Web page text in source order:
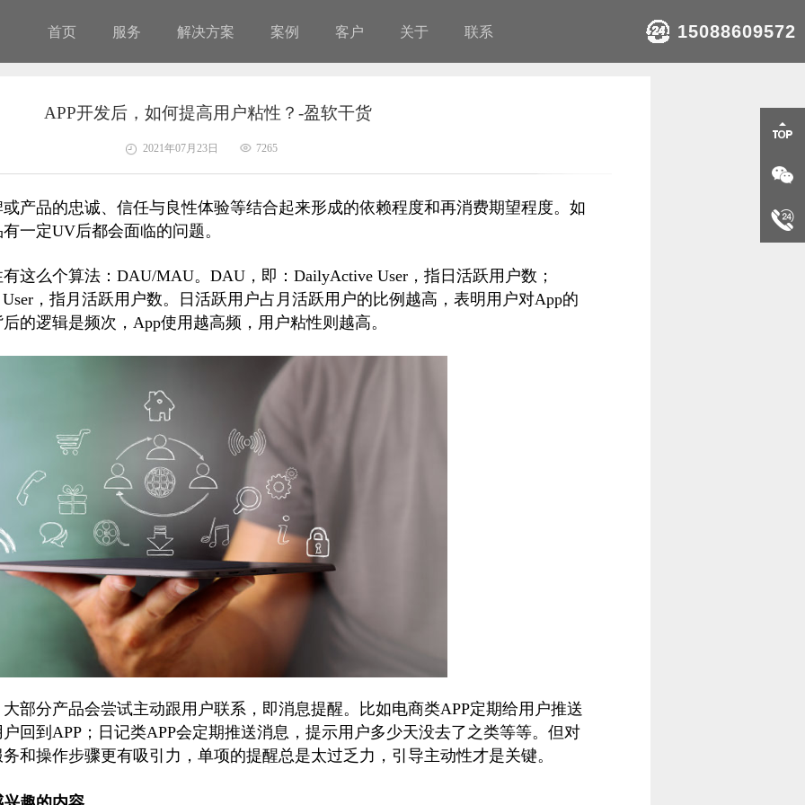
15088609572
首页 服务 解决方案 案例 客户 关于 联系
APP开发后，如何提高用户粘性？-盈软干货
2021年07月23日 7265
产品的忠诚、信任与良性体验等结合起来形成的依赖程度和再消费期望程度。如
一定UV后都会面临的问题。
这么个算法：DAU/MAU。DAU，即：DailyActive User，指日活跃用户数；
，指月活跃用户数。日活跃用户占月活跃用户的比例越高，表明用户对App的
的逻辑是频次，App使用越高频，用户粘性则越高。
部分产品会尝试主动跟用户联系，即消息提醒。比如电商类APP定期给用户推送
回到APP；日记类APP会定期推送消息，提示用户多少天没去了之类等等。但对
和操作步骤更有吸引力，单项的提醒总是太过乏力，引导主动性才是关键。